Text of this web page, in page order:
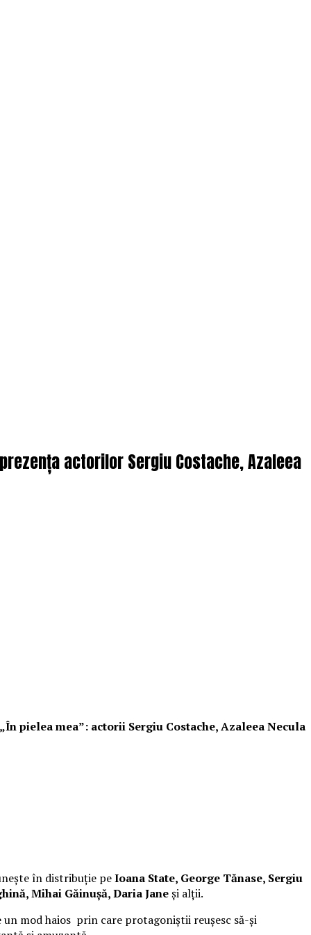
actorilor Sergiu Costache, Azaleea
pielea mea”: actorii Sergiu Costache, Azaleea Necula
în distribuție peIoana State, George Tănase, Sergiu
Mihai Găinușă, Daria Janeși alții.
un mod haios prin care protagoniștii reușesc să-și